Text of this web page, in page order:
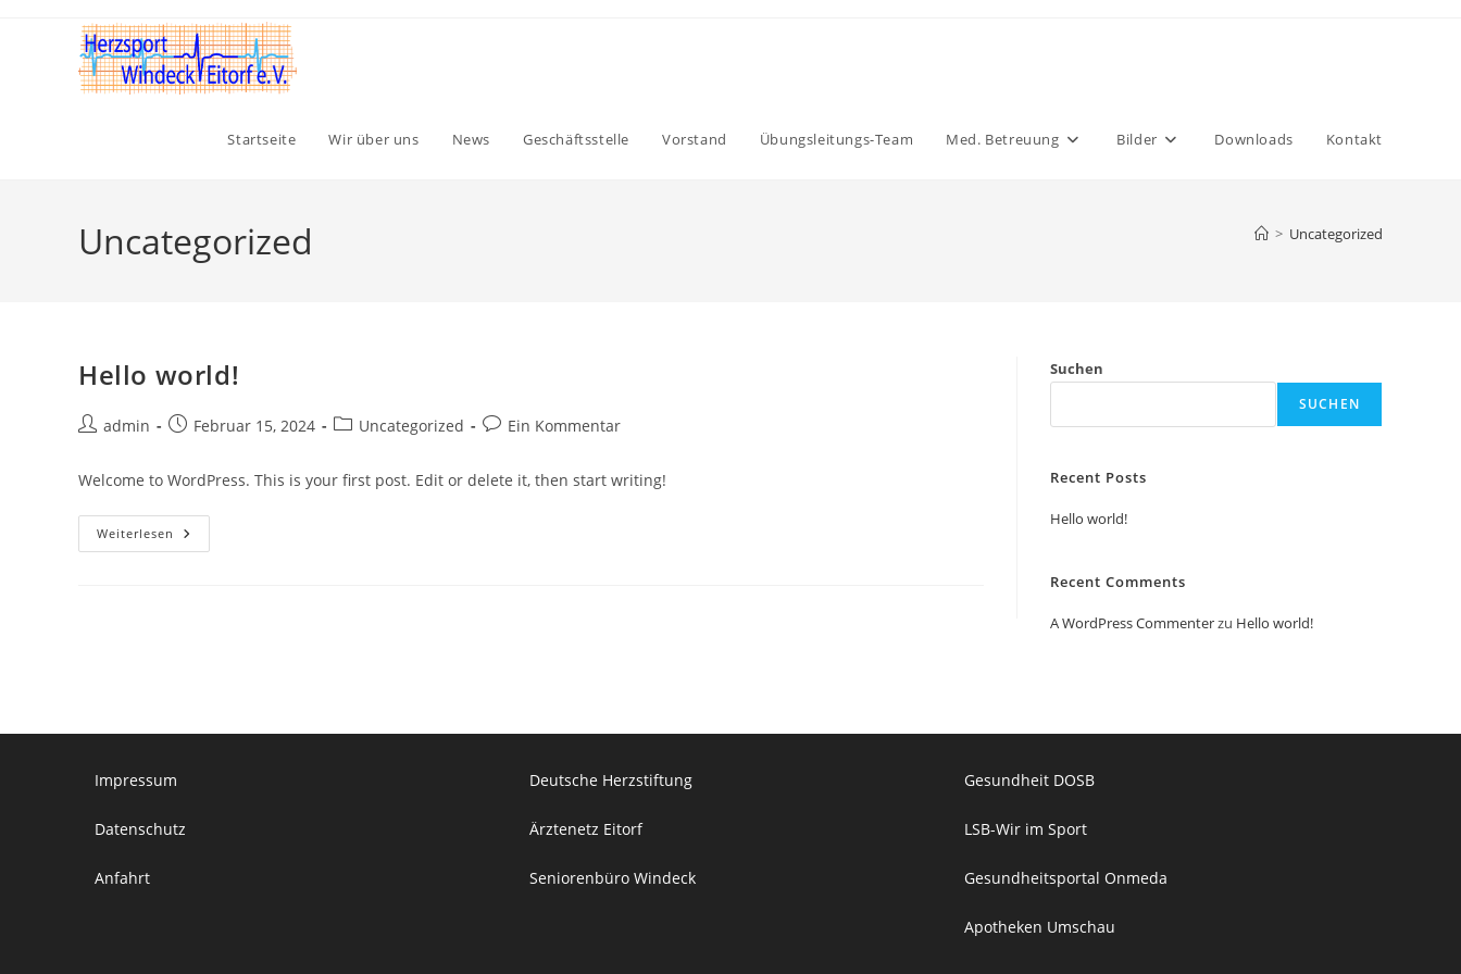
Startseite Wir über uns News Geschäftsstelle Vorstand Übungsleitungs-Team Med. Betreuung Bilder Downloads Kontakt
Uncategorized > Uncategorized
Hello world!
Beitrags-
admin
BeitragFebruar 15, 2024
Beitrags-
Uncategorized
Beitrags-
Ein Kommentar
Welcome to WordPress. This is your first post. Edit or delete it, then start writing!
Weiterlesen Hello
World!
Suchen
SUCHEN
Recent Posts
Hello world!
Recent Comments
A WordPress Commenterzu Hello world!
Impressum
Datenschutz
Anfahrt
Deutsche Herzstiftung
Ärztenetz Eitorf
Seniorenbüro Windeck
Gesundheit DOSB
LSB-Wir im Sport
Gesundheitsportal Onmeda
Apotheken Umschau